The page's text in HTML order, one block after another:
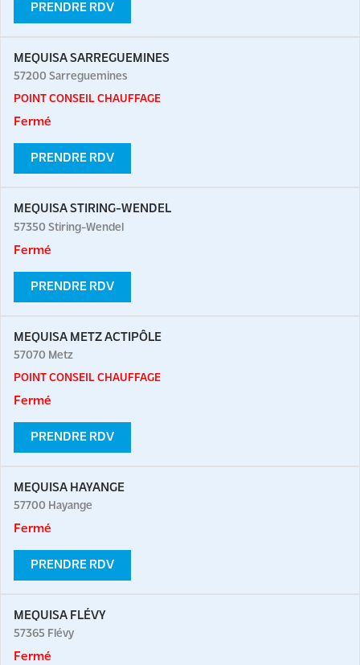
PRENDRE RDV
MEQUISA SARREGUEMINES
57200 Sarreguemines
POINT CONSEIL CHAUFFAGE
Fermé
PRENDRE RDV
MEQUISA STIRING-WENDEL
57350 Stiring-Wendel
Fermé
PRENDRE RDV
MEQUISA METZ ACTIPÔLE
57070 Metz
POINT CONSEIL CHAUFFAGE
Fermé
PRENDRE RDV
MEQUISA HAYANGE
57700 Hayange
Fermé
PRENDRE RDV
MEQUISA FLÉVY
57365 Flévy
Fermé